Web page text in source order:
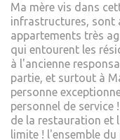
Ma mère vis dans
infrastructures, sont
appartements très
qui entourent les
à l'ancienne
partie, et surtout à
personne
personnel de service
de la restauration et
limite ! l'ensemble